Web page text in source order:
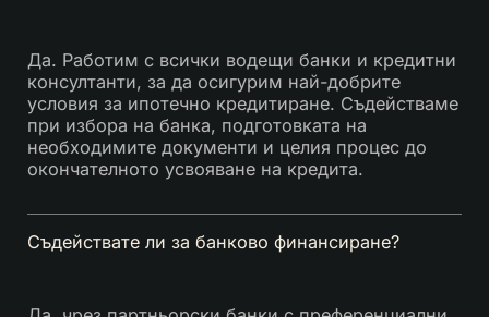
Да. Работим с всички водещи банки и кредитни
консултанти, за да осигурим най-добрите
условия за ипотечно кредитиране. Съдействаме
при избора на банка, подготовката на
необходимите документи и целия процес до
окончателното усвояване на кредита.
Съдействате ли за банково финансиране?